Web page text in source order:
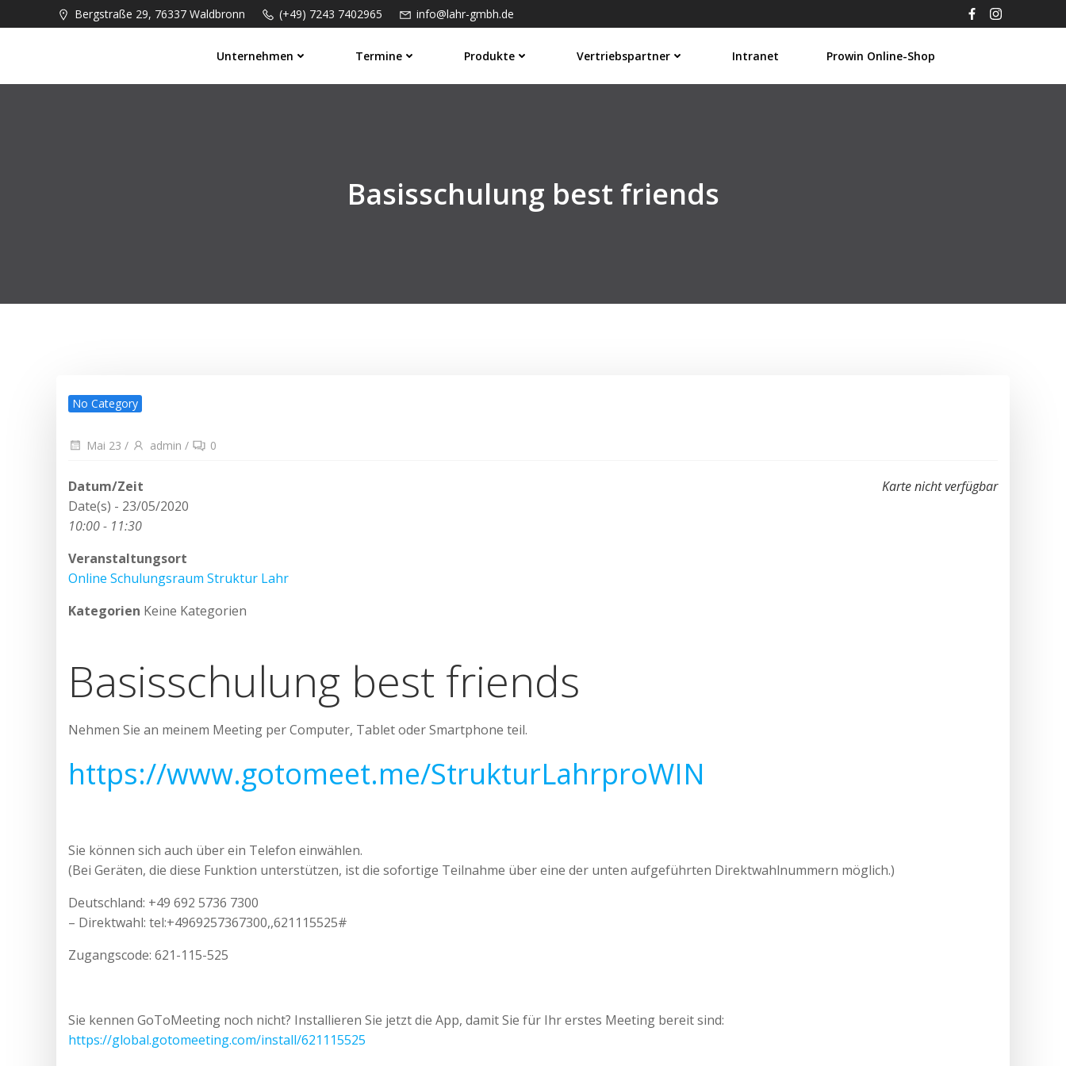
zum
Bergstraße 29, 76337 Waldbronn (+49) 7243 7402965 info@lahr-gmbh.de
Unternehmen Termine Produkte Vertriebspartner Intranet Prowin Online-Shop
Basisschulung best friends
No Category
Mai 23 / admin / 0
Karte nicht verfügbar
Datum/Zeit
Date(s) - 23/05/2020
10:00 - 11:30
Veranstaltungsort
Online Schulungsraum Struktur Lahr
Kategorien Keine Kategorien
Basisschulung best friends
Nehmen Sie an meinem Meeting per Computer, Tablet oder Smartphone teil.
https://www.gotomeet.me/StrukturLahrproWIN
Sie können sich auch über ein Telefon einwählen.
(Bei Geräten, die diese Funktion unterstützen, ist die sofortige Teilnahme über eine der unten aufgeführten Direktwahlnummern möglich.)
Deutschland: +49 692 5736 7300
– Direktwahl: tel:+4969257367300,,621115525#
Zugangscode: 621-115-525
Sie kennen GoToMeeting noch nicht? Installieren Sie jetzt die App, damit Sie für Ihr erstes Meeting bereit sind:
https://global.gotomeeting.com/install/621115525